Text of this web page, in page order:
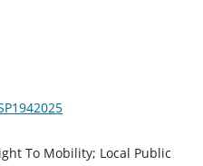
To Mobility; Local Public